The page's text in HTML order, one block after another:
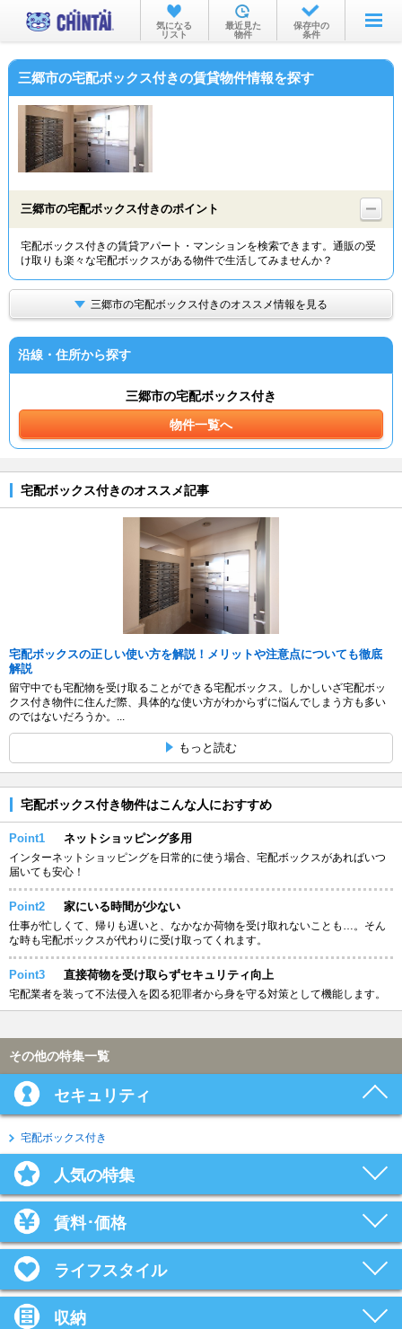
お部屋を探す
沿線・駅から
物件特集から
TOP
気になる
リスト
最近見た
物件
保存中の
条件
三郷市の宅配ボックス付きの賃貸物件情報を探す
三郷市の宅配ボックス付きのポイント
宅配ボックス付きの賃貸アパート・マンションを検索できます。通販の受
け取りも楽々な宅配ボックスがある物件で生活してみませんか？
三郷市の宅配ボックス付きのオススメ情報を見る
沿線・住所から探す
三郷市の宅配ボックス付き
物件一覧へ
宅配ボックス付きのオススメ記事
宅配ボックスの正しい使い方を解説！メリットや注意点についても徹底
解説
留守中でも宅配物を受け取ることができる宅配ボックス。しかしいざ宅配ボッ
クス付き物件に住んだ際、具体的な使い方がわからずに悩んでしまう方も多い
のではないだろうか。...
もっと読む
宅配ボックス付き物件はこんな人におすすめ
Point1 ネットショッピング多用
インターネットショッピングを日常的に使う場合、宅配ボックスがあればいつ
届いても安心！
Point2 家にいる時間が少ない
仕事が忙しくて、帰りも遅いと、なかなか荷物を受け取れないことも…。そん
な時も宅配ボックスが代わりに受け取ってくれます。
Point3 直接荷物を受け取らずセキュリティ向上
宅配業者を装って不法侵入を図る犯罪者から身を守る対策として機能します。
その他の特集一覧
セキュリティ
宅配ボックス付き
人気の特集
賃料･価格
ライフスタイル
収納